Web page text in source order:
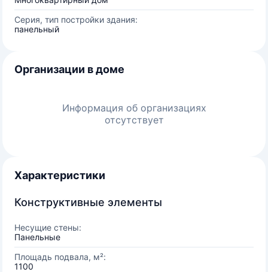
Серия, тип постройки здания:
панельный
Организации в доме
Информация об организациях
отсутствует
Характеристики
Конструктивные элементы
Несущие стены:
Панельные
Площадь подвала, м²:
1100